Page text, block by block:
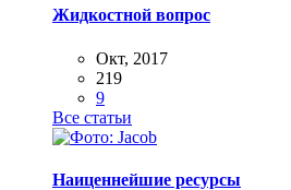
Жидкостной вопрос
Окт, 2017
219
9
Все статьи
Наиценнейшие ресурсы